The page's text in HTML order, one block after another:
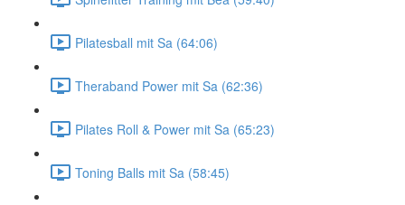
Pilatesball mit Sa (64:06)
Theraband Power mit Sa (62:36)
Pilates Roll & Power mit Sa (65:23)
Toning Balls mit Sa (58:45)